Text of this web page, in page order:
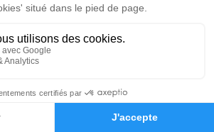
Hommages
Je rends hommage
Andre